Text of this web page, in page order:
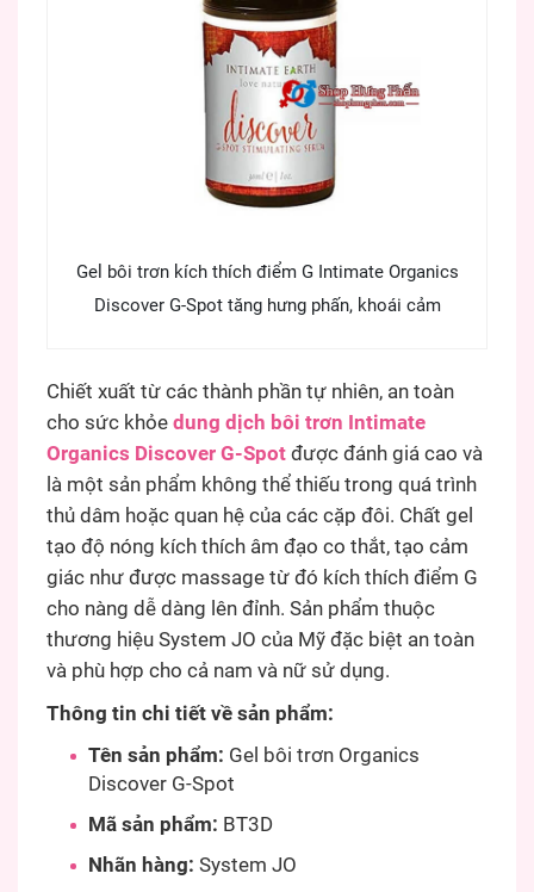
Gel bôi trơn kích thích điểm G Intimate Organics
Discover G-Spot tăng hưng phấn, khoái cảm
Chiết xuất từ các thành phần tự nhiên, an toàn
cho sức khỏe dung dịch bôi trơn Intimate
Organics Discover G-Spot được đánh giá cao và
là một sản phẩm không thể thiếu trong quá trình
thủ dâm hoặc quan hệ của các cặp đôi. Chất gel
tạo độ nóng kích thích âm đạo co thắt, tạo cảm
giác như được massage từ đó kích thích điểm G
cho nàng dễ dàng lên đỉnh. Sản phẩm thuộc
thương hiệu System JO của Mỹ đặc biệt an toàn
và phù hợp cho cả nam và nữ sử dụng.
Thông tin chi tiết về sản phẩm:
Tên sản phẩm: Gel bôi trơn Organics
Discover G-Spot
Mã sản phẩm: BT3D
Nhãn hàng: System JO